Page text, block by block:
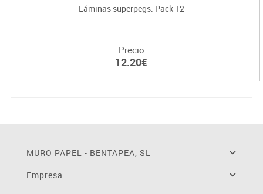
Láminas superpegs. Pack 12
Precio
12.20€
MURO PAPEL - BENTAPEA, SL
Empresa